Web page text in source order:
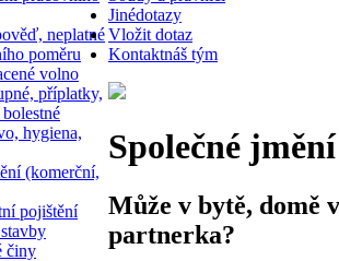
neplatné
poměru
volno
příplatky,
hygiena,
(komerční,
pojištění
činy
Jinédotazy
Vložit dotaz
Kontaktnáš tým
Společné
Může v bytě, domě
partnerka?